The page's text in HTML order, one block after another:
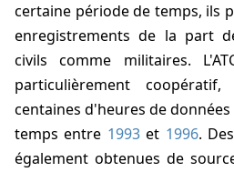
certaine période de temps, ils
enregistrements de la part
civils comme militaires.
particulièrement
centaines d'heures de
temps entre 1993et 1996.
également obtenues de